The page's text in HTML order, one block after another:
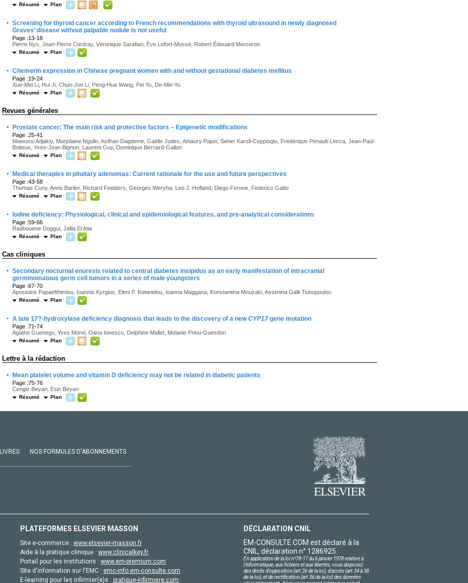
Résumé Plan
· Screening for thyroid cancer according to French recommendations with thyroid ultrasound in newly diagnosed
Graves’ disease without palpable nodule is not useful
Page :13-18
Pierre Nys, Jean-Pierre Cordray, Véronique Sarafian, Ève Lefort-Mossé, Robert-Édouard Merceron
Résumé Plan
· Chemerin expression in Chinese pregnant women with and without gestational diabetes mellitus
Page :19-24
Xue-Mei Li, Hui Ji, Chun-Jun Li, Peng-Hua Wang, Pei Yu, De-Min Yu
Résumé Plan
Revues générales
· Prostate cancer: The main risk and protective factors – Epigenetic modifications
Page :25-41
Mawussi Adjakly, Marjolaine Ngollo, Aslihan Dagdemir, Gaëlle Judes, Amaury Pajon, Seher Karsli-Ceppioglu, Frédérique Penault-Llorca, Jean-Paul
Boiteux, Yves-Jean Bignon, Laurent Guy, Dominique Bernard-Gallon
Résumé Plan
· Medical therapies in pituitary adenomas: Current rationale for the use and future perspectives
Page :43-58
Thomas Cuny, Anne Barlier, Richard Feelders, Georges Weryha, Leo J. Hofland, Diego Ferone, Federico Gatto
Résumé Plan
· Iodine deficiency: Physiological, clinical and epidemiological features, and pre-analytical considerations
Page :59-66
Radhouene Doggui, Jalila El Atia
Résumé Plan
Cas cliniques
· Secondary nocturnal enuresis related to central diabetes insipidus as an early manifestation of intracranial
germinomatous germ cell tumors in a series of male youngsters
Page :67-70
Apostolos Papaefthimiou, Ioannis Kyrgios, Eleni P. Kotanidou, Ioanna Maggana, Konstantina Mouzaki, Assimina Galli-Tsinopoulou
Résumé Plan
· A late 17?-hydroxylase deficiency diagnosis that leads to the discovery of a newCYP17 gene mutation
Page :71-74
Agathe Guenego, Yves Morel, Oana Ionesco, Delphine Mallet, Melanie Priou-Guesdon
Résumé Plan
Lettre à la rédaction
· Mean platelet volume and vitamin D deficiency may not be related in diabetic patients
Page :75-76
Cengiz Beyan, Esin Beyan
Résumé Plan
LIVRES NOS FORMULES D'ABONNEMENTS
PLATEFORMES ELSEVIER MASSON
Site e-commerce : www.elsevier-masson.fr
Aide à la pratique clinique : www.clinicalkey.fr
Portail pour les institutions : www.em-premium.com
Site d'information sur l'EMC : emc-info.em-consulte.com
E-learning pour les infirmier(e)s : pratique-infirmiere.com
DÉCLARATION CNIL
EM-CONSULTE.COM est déclaré à la
CNIL, déclaration n° 1286925.
En application de la loi nº78-17 du 6 janvier 1978 relative à
l'informatique, aux fichiers et aux libertés, vous disposez
des droits d'opposition (art.26 de la loi), d'accès (art.34 à 38
de la loi), et de rectification (art.36 de la loi) des données